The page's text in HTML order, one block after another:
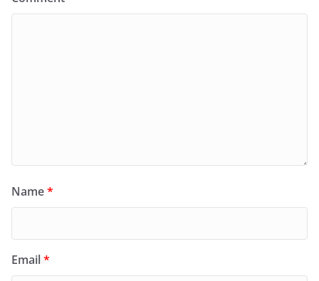
Name*
Email*